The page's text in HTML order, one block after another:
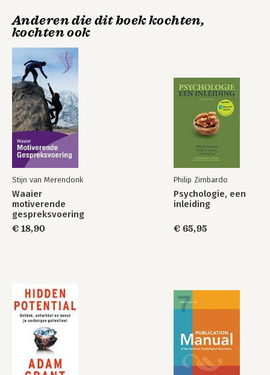
Anderen die dit boek kochten,
kochten ook
Stijn van Merendonk
Waaier
motiverende
gespreksvoering
€ 18,90
Philip Zimbardo
Psychologie, een
inleiding
€ 65,95